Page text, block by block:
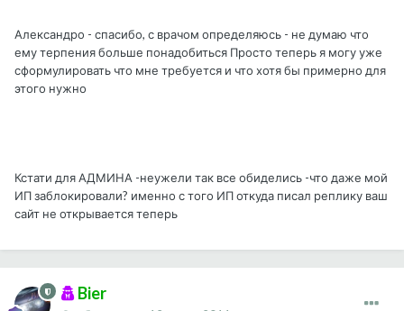
Александро - спасибо, с врачом определяюсь - не думаю что
ему терпения больше понадобиться Просто теперь я могу уже
сформулировать что мне требуется и что хотя бы примерно для
этого нужно
Кстати для АДМИНА -неужели так все обиделись -что даже мой
ИП заблокировали? именно с того ИП откуда писал реплику ваш
сайт не открывается теперь
Bier